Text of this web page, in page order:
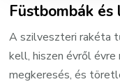
Füstbombák
A szilveszteri rakéta
kell, hiszen évről
megkeresés, és